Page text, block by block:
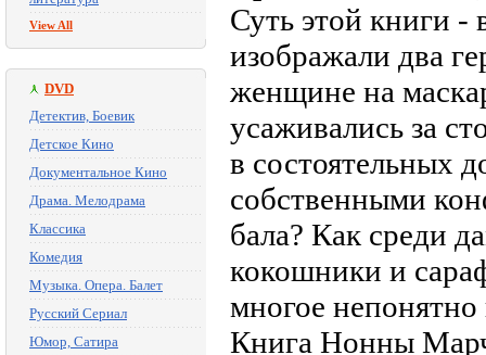
View All
DVD
Детектив, Боевик
Детское Кино
Документальное Кино
Драма. Мелодрама
Классика
Комедия
Музыка. Опера. Балет
Русский Сериал
Юмор, Сатира
Суть этой книги -
изображали два
женщине на
усаживались за
в состоятельных
собственными
бала? Как среди
кокошники и
многое непонятно
Книга Нонны